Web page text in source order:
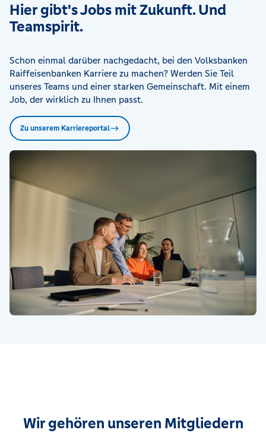
Hier gibt's Jobs mit Zukunft. Und
Teamspirit.
Schon einmal darüber nachgedacht, bei den Volksbanken
Raiffeisenbanken Karriere zu machen? Werden Sie Teil
unseres Teams und einer starken Gemeinschaft. Mit einem
Job, der wirklich zu Ihnen passt.
Zu unserem Karriereportal
Wir gehören unseren Mitgliedern